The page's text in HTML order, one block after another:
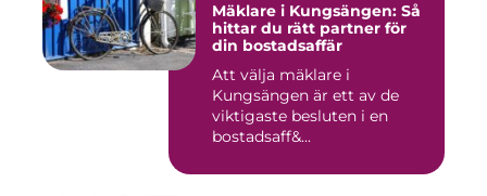
Mäklare i Kungsängen: Så
hittar du rätt partner för
din bostadsaffär
Att välja mäklare i
Kungsängen är ett av de
viktigaste besluten i en
bostadsaff&...